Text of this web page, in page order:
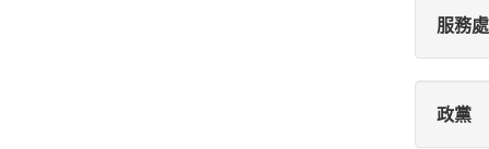
服務處
政黨